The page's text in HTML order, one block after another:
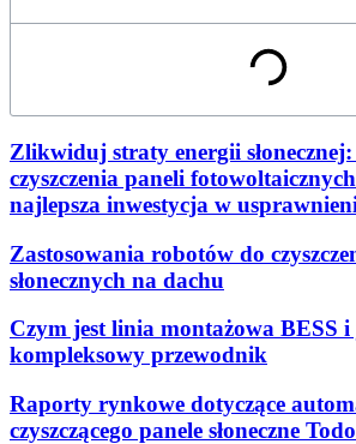
Zlikwiduj straty energii
czyszczenia paneli
najlepsza inwestycja w
Zastosowania robotów do
słonecznych na dachu
Czym jest linia montażowa BESS
kompleksowy przewodnik
Raporty rynkowe dotyczące
czyszczącego panele słoneczne